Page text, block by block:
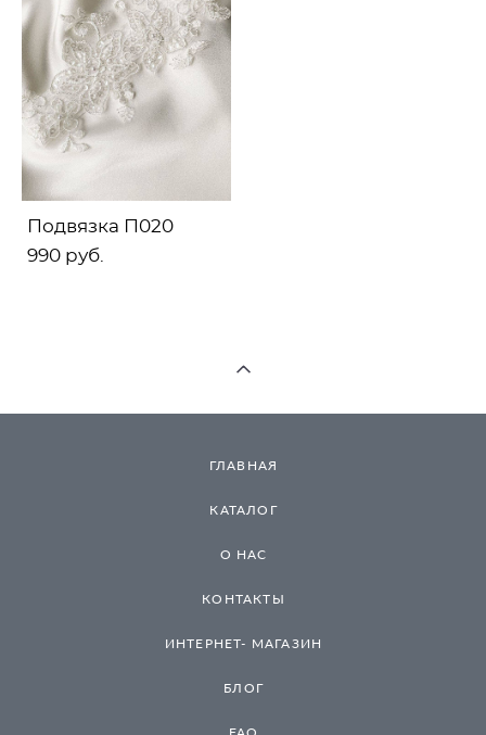
Подвязка П020
990 pуб.
ГЛАВНАЯ
КАТАЛОГ
О НАС
КОНТАКТЫ
ИНТЕРНЕТ- МАГАЗИН
БЛОГ